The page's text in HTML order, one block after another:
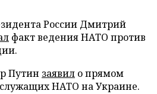
России Дмитрий
факт ведения НАТО против
Путин заявил о прямом
НАТО на Украине.